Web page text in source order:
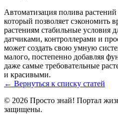
Автоматизация полива
который позволяет сэкономить
растениям стабильные условия
датчиками, контроллерами и
может создать свою умную
малого, постепенно добавляя
даже самые требовательные
и красивыми.
← Вернуться к списку статей
© 2026 Просто знай! Портал
защищены.